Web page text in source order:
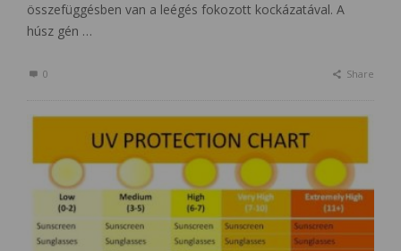
összefüggésben van a leégés fokozott kockázatával. A
húsz gén …
0 Share